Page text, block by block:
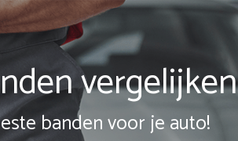
vergelijken
banden voor je auto!